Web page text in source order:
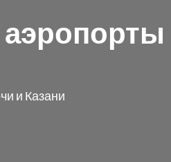
и Казани